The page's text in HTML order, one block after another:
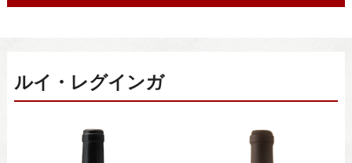
ルイ・レグインガ